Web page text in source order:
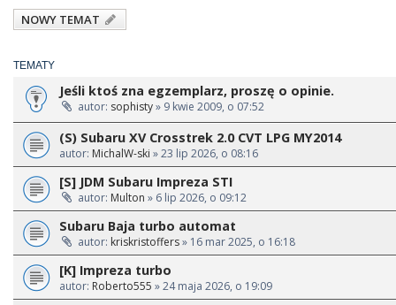
NOWY TEMAT
TEMATY
Jeśli ktoś zna egzemplarz, proszę o opinie.
autor: sophisty» 9 kwie 2009, o 07:52
(S) Subaru XV Crosstrek 2.0 CVT LPG MY2014
autor: MichalW-ski » 23 lip 2026, o 08:16
[S] JDM Subaru Impreza STI
autor: Multon » 6 lip 2026, o 09:12
Subaru Baja turbo automat
autor: kriskristoffers» 16 mar 2025, o 16:18
[K] Impreza turbo
autor: Roberto555 » 24 maja 2026, o 19:09